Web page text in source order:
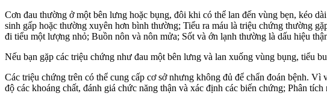
Cơn đau thường ở một bên lưng hoặc bụng, đôi khi có thể lan đến vùng bẹn, kéo
sinh gấp hoặc thường xuyên hơn bình thường; Tiểu ra máu là triệu chứng thường
đi tiểu một lượng nhỏ; Buồn nôn và nôn mửa; Sốt và ớn lạnh thường là dấu hiệu
Nếu bạn gặp các triệu chứng như đau một bên lưng và lan xuống vùng bụng, tiểu
Các triệu chứng trên có thể cung cấp cơ sở nhưng không đủ để chẩn đoán bệnh.
độ các khoáng chất, đánh giá chức năng thận và xác định các biến chứng; Phân